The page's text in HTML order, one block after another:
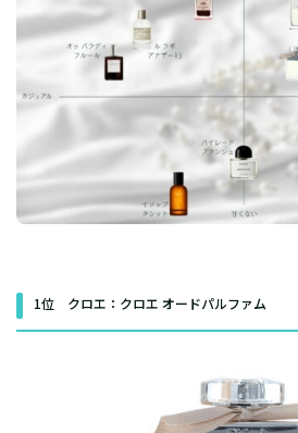
1位 クロエ：クロエ オードパルファム